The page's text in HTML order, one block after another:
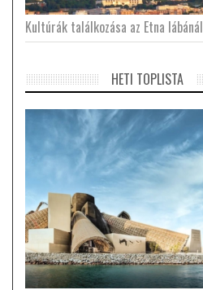
Kultúrák találkozása az Etna lábánál
HETI TOPLISTA